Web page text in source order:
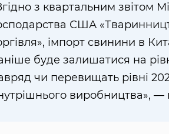
з квартальним звітом
США
імпорт свинини в
буде залишатися на
чи перевищать рівні
виробництва», —